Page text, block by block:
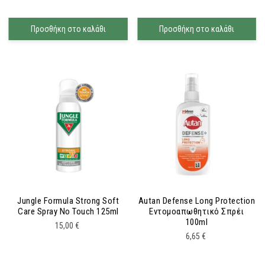
Προσθήκη στο καλάθι Προσθήκη στο καλάθι
Jungle Formula Strong Soft
Care Spray No Touch 125ml
15,00€
Autan Defense Long Protection
Εντομοαπωθητικό Σπρέι
100ml
6,65€